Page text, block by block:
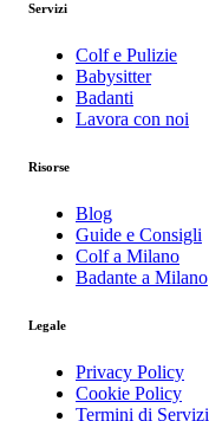
Servizi
Colf e Pulizie
Babysitter
Badanti
Lavora con noi
Risorse
Blog
Guide e Consigli
Colf a Milano
Badante a Milano
Legale
Privacy Policy
Cookie Policy
Termini di